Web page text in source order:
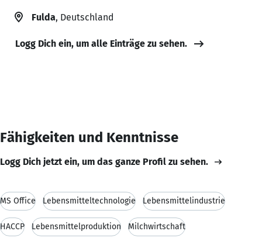
Fulda, Deutschland
Logg Dich ein, um alle Einträge zu sehen.
Fähigkeiten und Kenntnisse
Logg Dich jetzt ein, um das ganze Profil zu sehen.
MS Office Lebensmitteltechnologie Lebensmittelindustrie
HACCP Lebensmittelproduktion Milchwirtschaft